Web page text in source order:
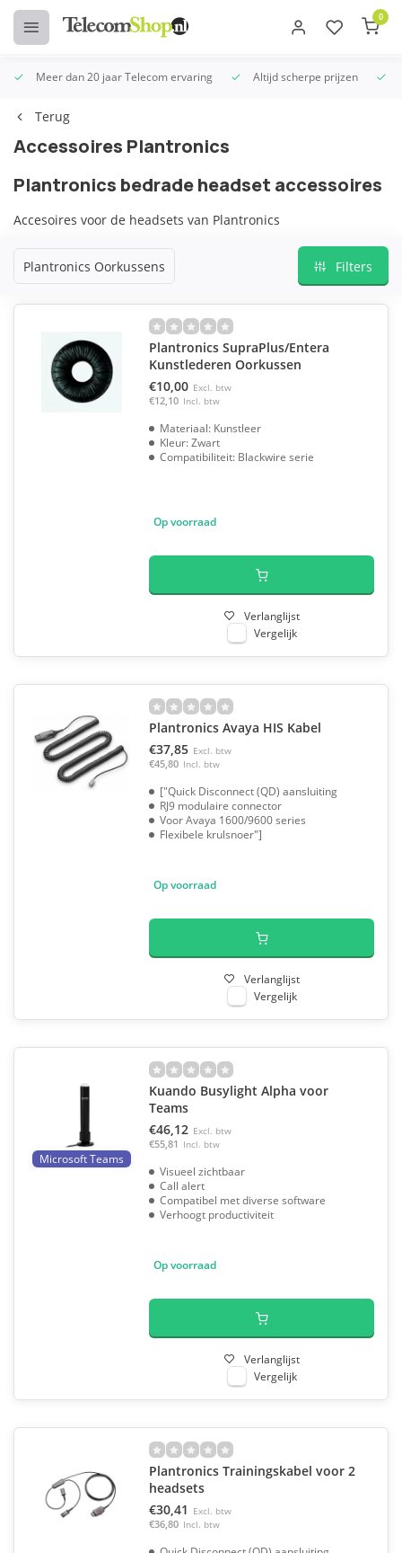
0
Meer dan 20 jaar Telecom ervaring Altijd scherpe prijzen
Terug
Accessoires Plantronics
Plantronics bedrade headset accessoires
Accesoires voor de headsets van Plantronics
Plantronics Oorkussens Filters
Plantronics SupraPlus/Entera
Kunstlederen Oorkussen
€10,00 Excl. btw
€12,10 Incl. btw
Materiaal: Kunstleer
Kleur: Zwart
Compatibiliteit: Blackwire serie
Op voorraad
Verlanglijst
Vergelijk
Plantronics Avaya HIS Kabel
€37,85 Excl. btw
€45,80 Incl. btw
["Quick Disconnect (QD) aansluiting
RJ9 modulaire connector
Voor Avaya 1600/9600 series
Flexibele krulsnoer"]
Op voorraad
Verlanglijst
Vergelijk
Microsoft Teams
Kuando Busylight Alpha voor
Teams
€46,12 Excl. btw
€55,81 Incl. btw
Visueel zichtbaar
Call alert
Compatibel met diverse software
Verhoogt productiviteit
Op voorraad
Verlanglijst
Vergelijk
Plantronics Trainingskabel voor 2
headsets
€30,41 Excl. btw
€36,80 Incl. btw